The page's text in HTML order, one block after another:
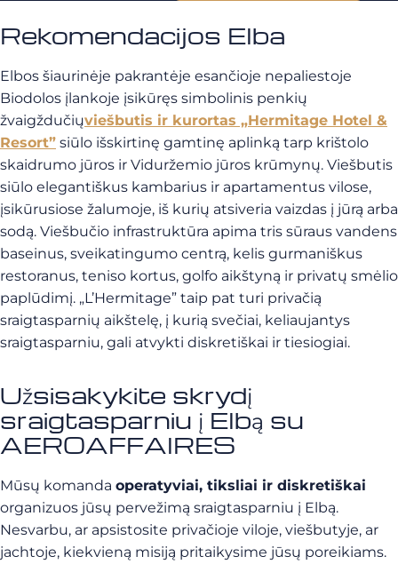
Rekomendacijos Elba
Elbos šiaurinėje pakrantėje esančioje nepaliestoje
Biodolos įlankoje įsikūręs simbolinis penkių
žvaigždučiųviešbutis ir kurortas „Hermitage Hotel &
Resort” siūlo išskirtinę gamtinę aplinką tarp krištolo
skaidrumo jūros ir Viduržemio jūros krūmynų. Viešbutis
siūlo elegantiškus kambarius ir apartamentus vilose,
įsikūrusiose žalumoje, iš kurių atsiveria vaizdas į jūrą arba
sodą. Viešbučio infrastruktūra apima tris sūraus vandens
baseinus, sveikatingumo centrą, kelis gurmaniškus
restoranus, teniso kortus, golfo aikštyną ir privatų smėlio
paplūdimį. „L’Hermitage” taip pat turi privačią
sraigtasparnių aikštelę, į kurią svečiai, keliaujantys
sraigtasparniu, gali atvykti diskretiškai ir tiesiogiai.
Užsisakykite skrydį
sraigtasparniu į Elbą su
AEROAFFAIRES
Mūsų komanda operatyviai, tiksliai ir diskretiškai
organizuos jūsų pervežimą sraigtasparniu į Elbą.
Nesvarbu, ar apsistosite privačioje viloje, viešbutyje, ar
jachtoje, kiekvieną misiją pritaikysime jūsų poreikiams.